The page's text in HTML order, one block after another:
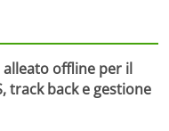
alleato offline per il
track back e gestione